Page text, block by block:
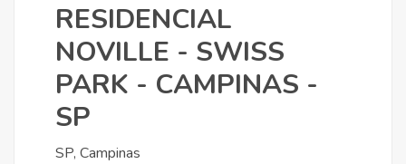
RESIDENCIAL
NOVILLE - SWISS
PARK - CAMPINAS -
SP
SP, Campinas